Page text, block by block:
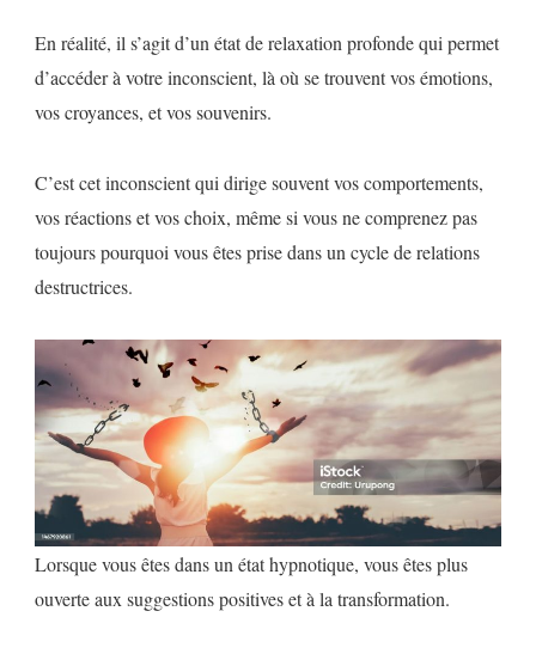
En réalité, il s’agit d’un état de relaxation profonde qui permet
d’accéder à votre inconscient, là où se trouvent vos émotions,
vos croyances, et vos souvenirs.
C’est cet inconscient qui dirige souvent vos comportements,
vos réactions et vos choix, même si vous ne comprenez pas
toujours pourquoi vous êtes prise dans un cycle de relations
destructrices.
Lorsque vous êtes dans un état hypnotique, vous êtes plus
ouverte aux suggestions positives et à la transformation.